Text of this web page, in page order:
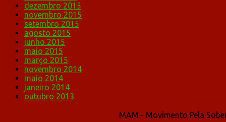
dezembro 2015
novembro 2015
setembro 2015
agosto 2015
junho 2015
maio 2015
março 2015
novembro 2014
maio 2014
janeiro 2014
outubro 2013
MAM - Movimento Pela